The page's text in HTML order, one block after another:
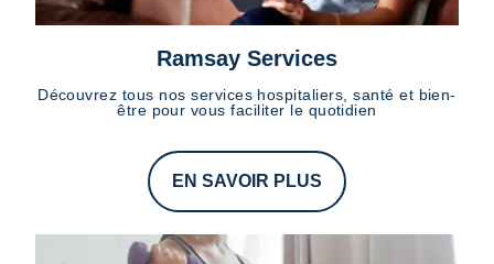
Ramsay Services
Découvrez tous nos services hospitaliers, santé et bien-
être pour vous faciliter le quotidien
EN SAVOIR PLUS